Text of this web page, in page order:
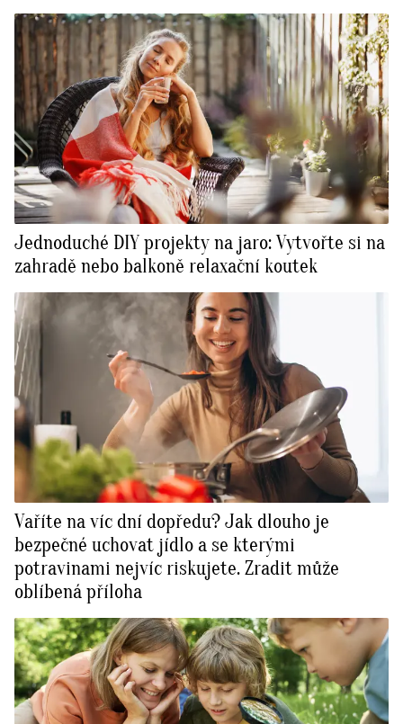
Jednoduché DIY projekty na jaro: Vytvořte si na
zahradě nebo balkoně relaxační koutek
Vaříte na víc dní dopředu? Jak dlouho je
bezpečné uchovat jídlo a se kterými
potravinami nejvíc riskujete. Zradit může
oblíbená příloha